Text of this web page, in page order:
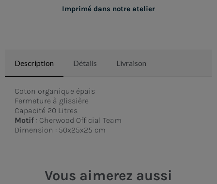
Imprimé dans notre atelier
Description Détails Livraison
Coton organique épais
Fermeture à glissière
Capacité 20 Litres
Motif : Cherwood Official Team
Dimension : 50x25x25 cm
Vous aimerez aussi